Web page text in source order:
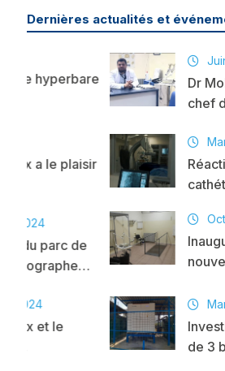
Dernières actualités et
Juin 02,
Dr Mohamed
chef du
plaisir
Mars 11,
Réactivation
de
Octobre
Inauguration
nouvelle
Mars 15,
de 3